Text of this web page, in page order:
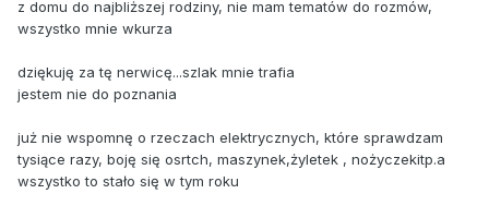
z domu do najbliższej rodziny, nie mam tematów do rozmów,
wszystko mnie wkurza
dziękuję za tę nerwicę...szlak mnie trafia
jestem nie do poznania
już nie wspomnę o rzeczach elektrycznych, które sprawdzam
tysiące razy, boję się osrtch, maszynek,żyletek , nożyczekitp.a
wszystko to stało się w tym roku